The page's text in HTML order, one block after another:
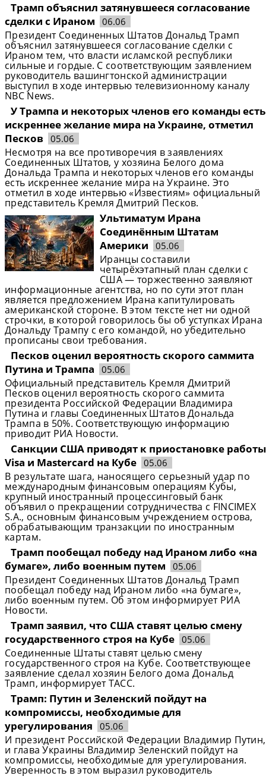
Трамп объяснил затянувшееся согласование
сделки с Ираном
06.06
Президент Соединенных Штатов Дональд Трамп
объяснил затянувшееся согласование сделки с
Ираном тем, что власти исламской республики
сильные и гордые. С соответствующим заявлением
руководитель вашингтонской администрации
выступил в ходе интервью телевизионному каналу
NBC News.
У Трампа и некоторых членов его команды есть
искреннее желание мира на Украине, отметил
Песков 05.06
Несмотря на все противоречия в заявлениях
Соединенных Штатов, у хозяина Белого дома
Дональда Трампа и некоторых членов его команды
есть искреннее желание мира на Украине. Это
отметил в ходе интервью «Известиям» официальный
представитель Кремля Дмитрий Песков.
Ультиматум Ирана
Соединённым Штатам
Америки
05.06
Иранцы составили
четырёхэтапный план сделки с
США — торжественно заявляют
информационные агентства, но по сути этот план
является предложением Ирана капитулировать
американской стороне. В этом тексте нет ни одной
строчки, в которой говорилось бы об уступках Ирана
Дональду Трампу с его командой, но убедительно
прописаны свои требования.
Песков оценил вероятность скорого саммита
Путина и Трампа
05.06
Официальный представитель Кремля Дмитрий
Песков оценил вероятность скорого саммита
президента Российской Федерации Владимира
Путина и главы Соединенных Штатов Дональда
Трампа в 50%. Соответствующую информацию
приводит РИА Новости.
Санкции США приводят к приостановке работы
Visa и Mastercard на Кубе 05.06
В результате шага, наносящего серьезный удар по
международным финансовым операциям Кубы,
крупный иностранный процессинговый банк
объявил о прекращении сотрудничества с FINCIMEX
S.A., основным финансовым учреждением острова,
обрабатывающим транзакции по иностранным
картам.
Трамп пообещал победу над Ираном либо «на
бумаге», либо военным путем
05.06
Президент Соединенных Штатов Дональд Трамп
пообещал победу над Ираном либо «на бумаге»,
либо военным путем. Об этом информирует РИА
Новости.
Трамп заявил, что США ставят целью смену
государственного строя на Кубе 05.06
Соединенные Штаты ставят целью смену
государственного строя на Кубе. Соответствующее
заявление сделал хозяин Белого дома Дональд
Трамп, информирует ТАСС.
Трамп: Путин и Зеленский пойдут на
компромиссы, необходимые для
урегулирования
05.06
И президент Российской Федерации Владимир Путин,
и глава Украины Владимир Зеленский пойдут на
компромиссы, необходимые для урегулирования.
Уверенность в этом выразил руководитель